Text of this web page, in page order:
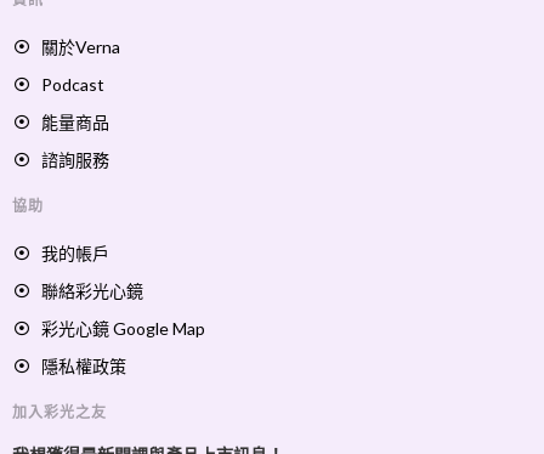
關於Verna
Podcast
能量商品
諮詢服務
協助
我的帳戶
聯絡彩光心鏡
彩光心鏡 Google Map
隱私權政策
加入彩光之友